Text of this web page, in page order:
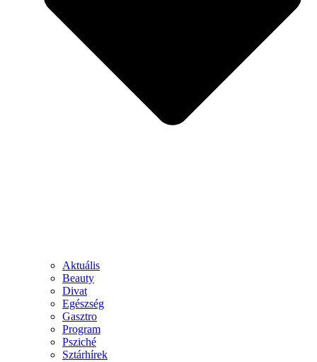
Aktuális
Beauty
Divat
Egészség
Gasztro
Program
Psziché
Sztárhírek